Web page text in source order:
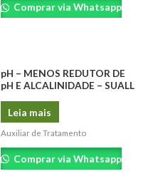
Comprar via Whatsapp
pH – MENOS REDUTOR DE
pH E ALCALINIDADE – SUALL
Leia mais
Auxiliar de Tratamento
Comprar via Whatsapp